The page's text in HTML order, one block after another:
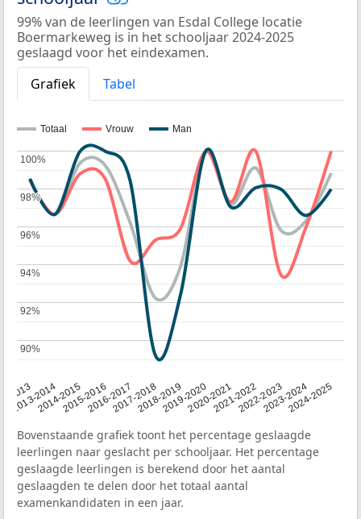
99% van de leerlingen van Esdal College locatie
Boermarkeweg is in het schooljaar 2024-2025
geslaagd voor het eindexamen.
Grafiek
Tabel
Totaal Vrouw Man
2013
2013-2014
2014-20152015-20162016-20172017-20182018-20192019-20202020-20212021-20222022-20232023-20242024-2025
90%
90%
92%
92%
94%
94%
96%
96%
98%
98%
100%
100%
Bovenstaande grafiek toont het percentage geslaagde
leerlingen naar geslacht per schooljaar. Het percentage
geslaagde leerlingen is berekend door het aantal
geslaagden te delen door het totaal aantal
examenkandidaten in een jaar.